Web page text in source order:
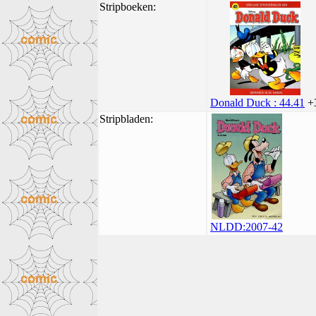
Stripboeken:
Donald Duck : 44.41
Stripbladen:
NLDD:2007-42